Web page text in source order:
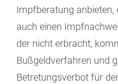
Impfberatung anbieten,
auch einen
der nicht erbracht,
Bußgeldverfahren und
Betretungsverbot für